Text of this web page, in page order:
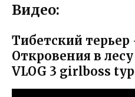
Видео:
Тибетский терьер
Откровения в
VLOG 3 girlboss